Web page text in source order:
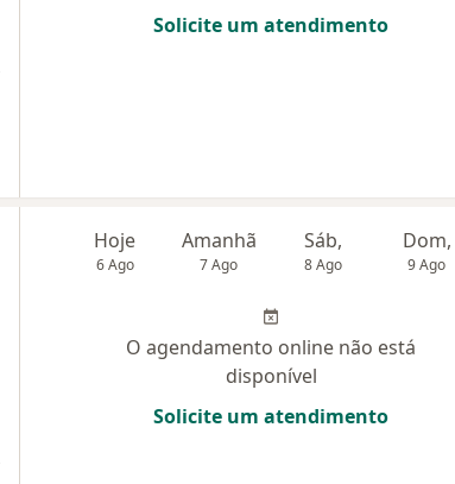
Solicite um atendimento
Hoje
6 Ago
Amanhã
7 Ago
Sáb,
8 Ago
Dom,
9 Ago
O agendamento online não está
disponível
Solicite um atendimento